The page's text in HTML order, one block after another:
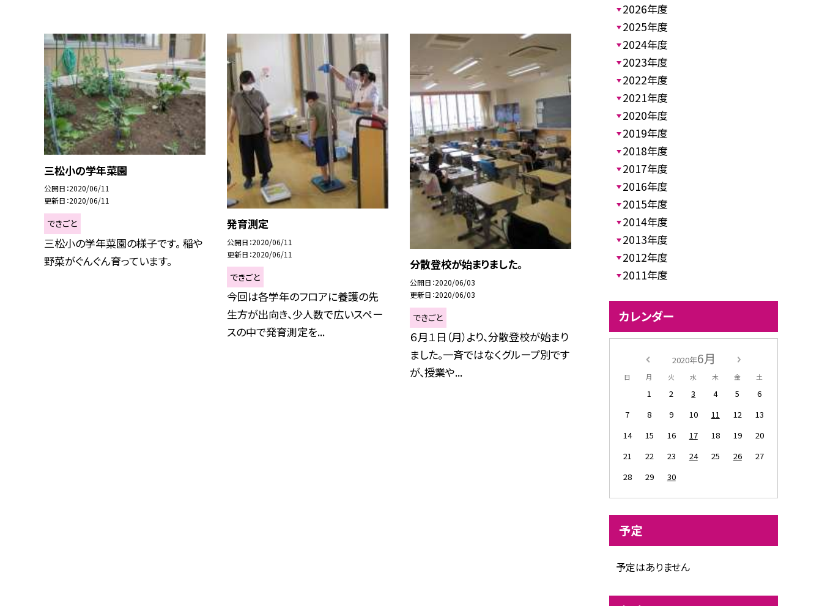
三松小の学年菜園
公開日 2020/06/11
更新日 2020/06/11
できごと
三松小の学年菜園の様子です。 稲や
野菜がぐんぐん育っています。
発育測定
公開日 2020/06/11
更新日 2020/06/11
できごと
今回は各学年のフロアに養護の先
生方が出向き、少人数で広いスペー
スの中で発育測定を...
分散登校が始まりました。
公開日 2020/06/03
更新日 2020/06/03
できごと
６月１日（月）より、分散登校が始まり
ました。一斉ではなくグループ別です
が、授業や...
2026年度
2025年度
2024年度
2023年度
2022年度
2021年度
2020年度
2019年度
2018年度
2017年度
2016年度
2015年度
2014年度
2013年度
2012年度
2011年度
カレンダー
2020年6月
日 月 火 水 木 金 土
1 2 3 4 5
6
7
8 9 10 11 12
13
14
15 16 17 18 19
20
21
22 23 24 25 26
27
28
29 30
予定
予定はありません